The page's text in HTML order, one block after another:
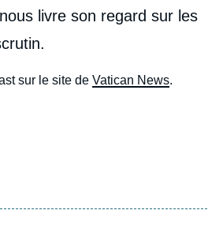
livre son regard sur les
sur le site de Vatican News.